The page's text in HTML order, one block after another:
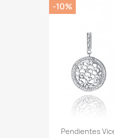
Pendientes
-10%